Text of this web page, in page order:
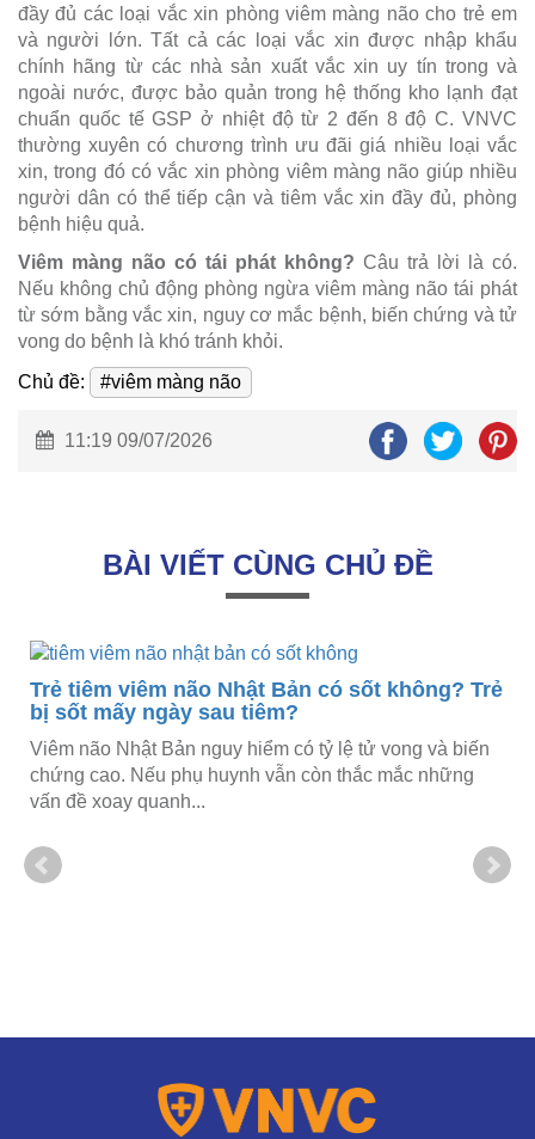
đầy đủ các loại vắc xin phòng viêm màng não cho trẻ em
và người lớn. Tất cả các loại vắc xin được nhập khẩu
chính hãng từ các nhà sản xuất vắc xin uy tín trong và
ngoài nước, được bảo quản trong hệ thống kho lạnh đạt
chuẩn quốc tế GSP ở nhiệt độ từ 2 đến 8 độ C. VNVC
thường xuyên có chương trình ưu đãi giá nhiều loại vắc
xin, trong đó có vắc xin phòng viêm màng não giúp nhiều
người dân có thể tiếp cận và tiêm vắc xin đầy đủ, phòng
bệnh hiệu quả.
Viêm màng não có tái phát không? Câu trả lời là có.
Nếu không chủ động phòng ngừa viêm màng não tái phát
từ sớm bằng vắc xin, nguy cơ mắc bệnh, biến chứng và tử
vong do bệnh là khó tránh khỏi.
Chủ đề:
#viêm màng não
11:19 09/07/2026
BÀI VIẾT CÙNG CHỦ ĐỀ
Trẻ tiêm viêm não Nhật Bản có sốt không? Trẻ
bị sốt mấy ngày sau tiêm?
Viêm não Nhật Bản nguy hiểm có tỷ lệ tử vong và biến
chứng cao. Nếu phụ huynh vẫn còn thắc mắc những
vấn đề xoay quanh...